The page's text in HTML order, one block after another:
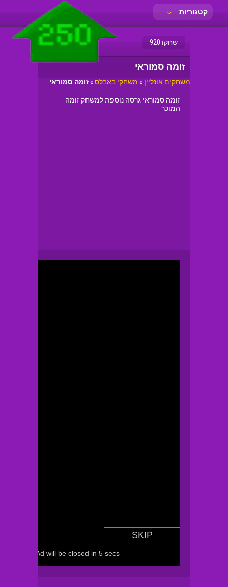
קטגוריות
שחקו 920
זומה סמוראי
משחקים אונליין » משחקי באבלס »זומה סמוראי
זומה סמוראי גרסה נוספת למשחק זומה
המוכר